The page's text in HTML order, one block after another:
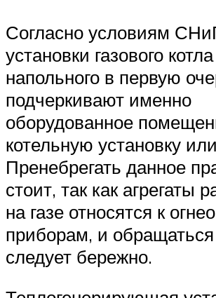
Согласно условиям
установки газового котла
напольного в первую
подчеркивают именно
оборудованное
котельную установку
Пренебрегать данное
стоит, так как агрегаты
на газе относятся к
приборам, и
следует бережно.